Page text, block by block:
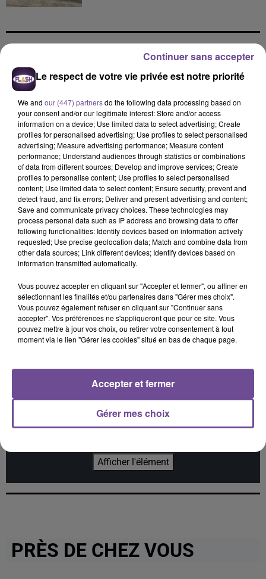
DERNIERS TITRES
AMIR
A L'imparfaite
FREYA SKYE
Silent Treatment
16h33
16h33
MANON LISA
Le Petit Peìcheur
16h30
16h30
OFENBACH, STARSAILOR
Four To The Floor
16h24
16h24
TIBZ, MIKE DEMERO,
ZAGATA
Take Me Away
16h20
16h20
ADÈLE CASTILLON
Été Avec Toi
Cet élément est masqué compte-tenu du refus du
souhaitez l'afficher, merci de nous donner votre accord
Afficher l'élément
PRÈS DE CHEZ VOUS
Le respect de votre vie privée est notre priorité
We and our (447) partnersdo the following data processing based on
your consent and/or our legitimate interest: Store and/or access
information on a device; Use limited data to select advertising; Create
profiles for personalised advertising; Use profiles to select personalised
advertising; Measure advertising performance; Measure content
performance; Understand audiences through statistics or combinations
of data from different sources; Develop and improve services; Create
profiles to personalise content; Use profiles to select personalised
content; Use limited data to select content; Ensure security, prevent and
detect fraud, and fix errors; Deliver and present advertising and content;
Save and communicate privacy choices. These technologies may
process personal data such as IP address and browsing data to offer
following functionalities: Identify devices based on information actively
requested; Use precise geolocation data; Match and combine data from
other data sources; Link different devices; Identify devices based on
information transmitted automatically.
Vous pouvez accepter en cliquant sur "Accepter et fermer", ou affiner en
sélectionnant les finalités et/ou partenaires dans "Gérer mes choix".
Vous pouvez également refuser en cliquant sur "Continuer sans
accepter". Vos préférences ne s'appliqueront que pour ce site. Vous
pouvez mettre à jour vos choix, ou retirer votre consentement à tout
moment via le lien "Gérer les cookies" situé en bas de chaque page.
Gérer mes choix
Accepter et fermer
Continuer sans accepter